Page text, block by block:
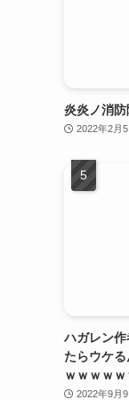
炎炎ノ消
2022年2月5
ハガレン
たらウケ
ｗｗｗｗｗ
2022年9月9